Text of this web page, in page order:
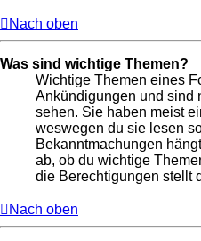
Nach oben
Was sind wichtige Themen?
Wichtige Themen eines
Ankündigungen und sind
sehen. Sie haben meist
weswegen du sie lesen
Bekanntmachungen
ab, ob du wichtige
die Berechtigungen stellt
Nach oben